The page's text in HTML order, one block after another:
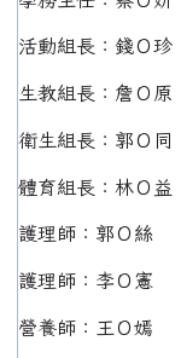
活動組長：錢Ｏ珍
生教組長：詹Ｏ原
衛生組長：郭Ｏ同
體育組長：林Ｏ益
護理師：郭Ｏ絲
護理師：李Ｏ憲
營養師：王Ｏ嫣